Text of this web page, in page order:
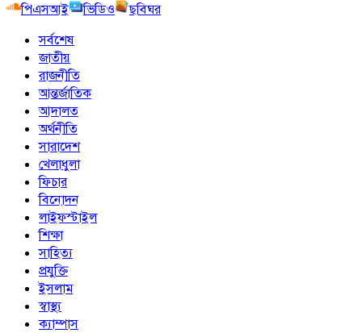
পিএসআই
ভিডিও
ছবিঘর
সর্বশেষ
জাতীয়
রাজনীতি
আন্তর্জাতিক
আদালত
অর্থনীতি
সারাদেশ
খেলাধুলা
ফিচার
বিনোদন
লাইফস্টাইল
শিক্ষা
সাহিত্য
প্রযুক্তি
ইসলাম
স্বাস্থ্য
ক্যাম্পাস